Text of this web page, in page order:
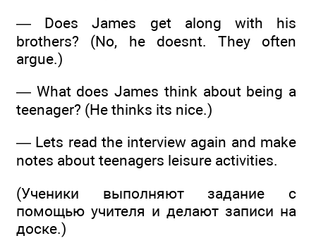
— Does James get along with his
brothers? (No, he doesnt. They often
argue.)
— What does James think about being a
teenager? (He thinks its nice.)
— Lets read the interview again and make
notes about teenagers leisure activities.
(Ученики выполняют задание с
помощью учителя и делают записи на
доске.)